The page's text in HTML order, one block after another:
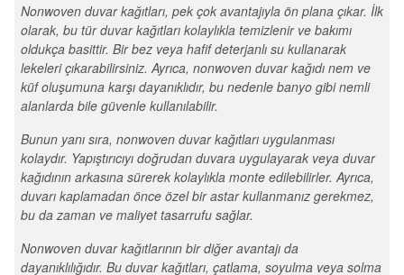
Nonwoven duvar kağıtları, pek çok avantajıyla ön plana çıkar. İlk
olarak, bu tür duvar kağıtları kolaylıkla temizlenir ve bakımı
oldukça basittir. Bir bez veya hafif deterjanlı su kullanarak
lekeleri çıkarabilirsiniz. Ayrıca, nonwoven duvar kağıdı nem ve
küf oluşumuna karşı dayanıklıdır, bu nedenle banyo gibi nemli
alanlarda bile güvenle kullanılabilir.
Bunun yanı sıra, nonwoven duvar kağıtları uygulanması
kolaydır. Yapıştırıcıyı doğrudan duvara uygulayarak veya duvar
kağıdının arkasına sürerek kolaylıkla monte edilebilirler. Ayrıca,
duvarı kaplamadan önce özel bir astar kullanmanız gerekmez,
bu da zaman ve maliyet tasarrufu sağlar.
Nonwoven duvar kağıtlarının bir diğer avantajı da
dayanıklılığıdır. Bu duvar kağıtları, çatlama, soyulma veya solma